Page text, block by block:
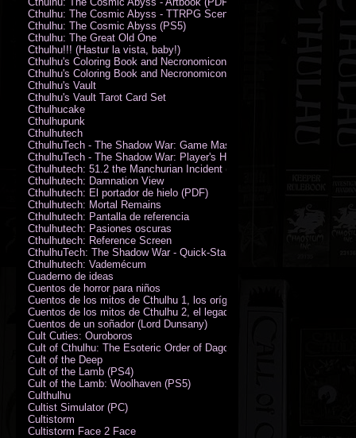
Cthulhu: The Cosmic Abyss - TTRPG Scenario - Arkham Horror (PDF)
Cthulhu: The Cosmic Abyss (PS5)
Cthulhu: The Great Old One
Cthulhu!!! (Hastur la vista, baby!)
Cthulhu's Coloring Book and Necronomicon of Sunny Day Doings
Cthulhu's Coloring Book and Necronomicon of Sunny Day Doings New
Cthulhu's Vault
Cthulhu's Vault Tarot Card Set
Cthulhucake
Cthulhupunk
Cthulhutech
CthulhuTech - The Shadow War: Game Master's Guide (PDF)
CthulhuTech - The Shadow War: Player's Handbook (PDF)
Cthulhutech: 51.2 the Manchurian Incident (PDF)
Cthulhutech: Damnation View
Cthulhutech: El portador de hielo (PDF)
Cthulhutech: Mortal Remains
Cthulhutech: Pantalla de referencia
Cthulhutech: Pasiones oscuras
Cthulhutech: Reference Screen
CthulhuTech: The Shadow War - Quick-Start Rules (PDF)
Cthulhutech: Vademécum
Cuaderno de ideas
Cuentos de horror para niños
Cuentos de los mitos de Cthulhu 1, los orígenes
Cuentos de los mitos de Cthulhu 2, el legado
Cuentos de un soñador (Lord Dunsany)
Cult Cuties: Ouroboros
Cult of Cthulhu: The Esoteric Order of Dagon Vol.1: Book One
Cult of the Deep
Cult of the Lamb (PS4)
Cult of the Lamb: Woolhaven (PS5)
Culthulhu
Cultist Simulator (PC)
Cultistorm
Cultistorm Face 2 Face